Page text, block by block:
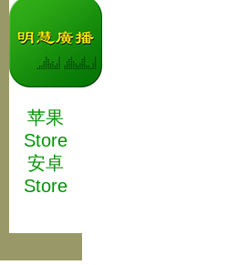
苹果
Store
安卓
Store